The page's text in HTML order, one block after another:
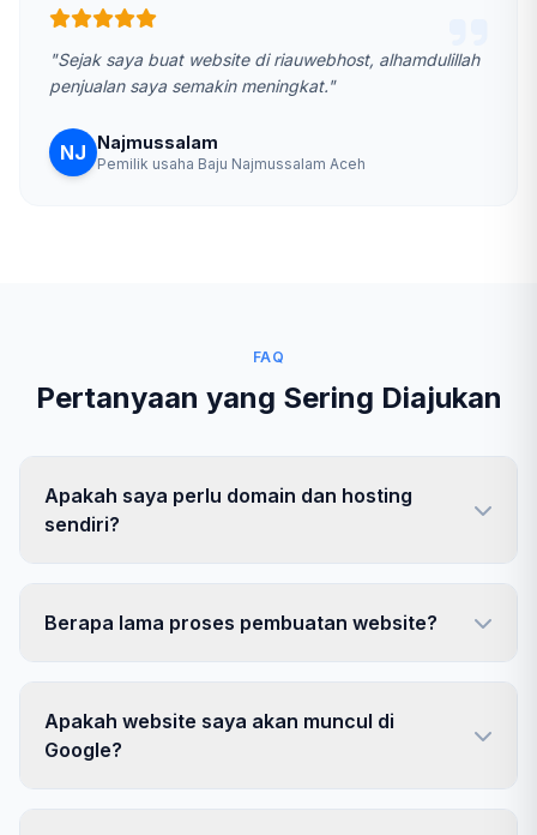
"Sejak saya buat website di riauwebhost, alhamdulillah
penjualan saya semakin meningkat."
NJ Najmussalam
Pemilik usaha Baju Najmussalam Aceh
FAQ
Pertanyaan yang Sering Diajukan
Apakah saya perlu domain dan hosting
sendiri?
Berapa lama proses pembuatan website?
Apakah website saya akan muncul di
Google?